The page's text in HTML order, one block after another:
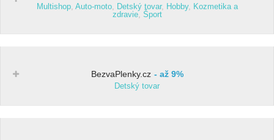
Multishop, Auto-moto, Detský tovar, Hobby, Kozmetika a
zdravie, Šport
BezvaPlenky.cz až 9%
Detský tovar